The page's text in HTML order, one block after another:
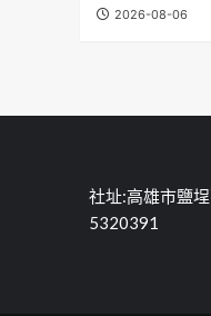
2026-08-06
社址:高雄市鹽
5320391